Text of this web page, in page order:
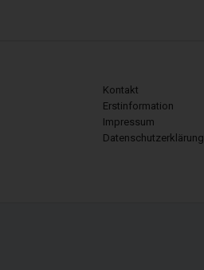
Kontakt
Erstinformation
Impressum
Datenschutzerklärung